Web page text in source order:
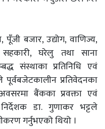
बजार, उद्योग, वाणिज्य,
सहकारी, घरेलु तथा साना
संस्थाका प्रतिनिधि एवं
पूर्वबजेटकालीन प्रतिवेदनका
बैंकका प्रवक्ता एवं
डा. गुणाकर भट्टले
गर्नुभएको थियो ।